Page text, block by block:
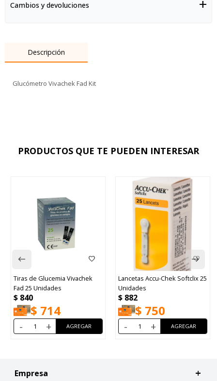
Cambios y devoluciones
Descripción
Glucómetro Vivachek Fad Kit
PRODUCTOS QUE TE PUEDEN INTERESAR
Tiras de Glucemia Vivachek
Fad 25 Unidades
$ 840
$ 714
- +
Lancetas Accu-Chek Softclix 25
Unidades
$ 882
$ 750
- +
Empresa